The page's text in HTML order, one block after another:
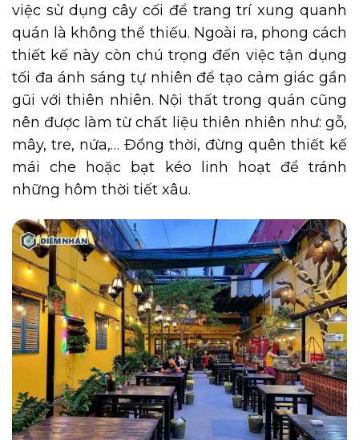
việc sử dụng cây cối để trang trí xung quanh
quán là không thể thiếu. Ngoài ra, phong cách
thiết kế này còn chú trọng đến việc tận dụng
tối đa ánh sáng tự nhiên để tạo cảm giác gần
gũi với thiên nhiên. Nội thất trong quán cũng
nên được làm từ chất liệu thiên nhiên như: gỗ,
mây, tre, nứa,… Đồng thời, đừng quên thiết kế
mái che hoặc bạt kéo linh hoạt để tránh
những hôm thời tiết xâu.